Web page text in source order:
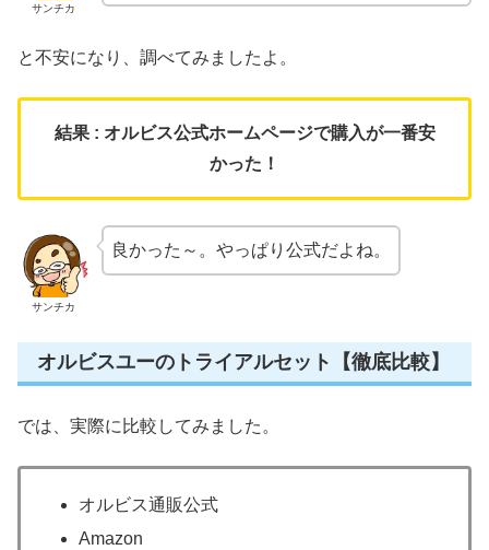
サンチカ
と不安になり、調べてみましたよ。
結果 : オルビス公式ホームページで購入が一番安
かった！
サンチカ
良かった～。やっぱり公式だよね。
オルビスユーのトライアルセット【徹底比較】
では、実際に比較してみました。
オルビス通販公式
Amazon